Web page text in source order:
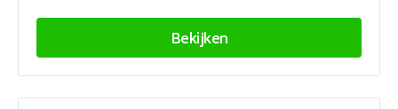
Bekijken